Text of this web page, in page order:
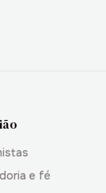
e fé